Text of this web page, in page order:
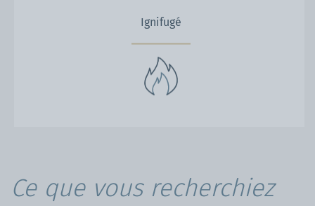
Ignifugé
Ce que vous recherchiez